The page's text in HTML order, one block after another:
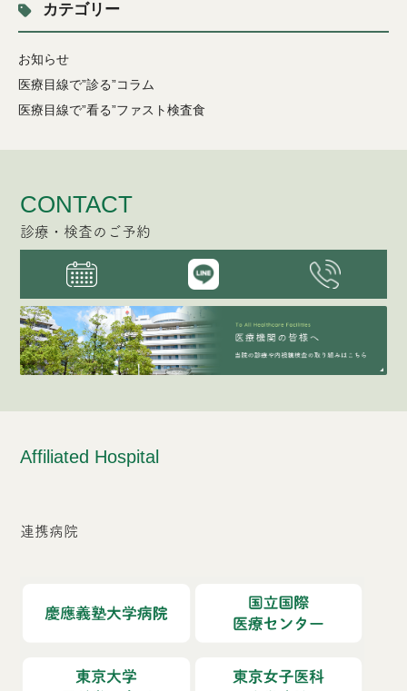
カテゴリー
お知らせ
医療目線で”診る”コラム
医療目線で”看る”ファスト検査食
CONTACT
診療・検査のご予約
Affiliated Hospital
連携病院